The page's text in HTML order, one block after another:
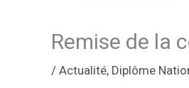
Remise de la
/ Actualité, Diplôme